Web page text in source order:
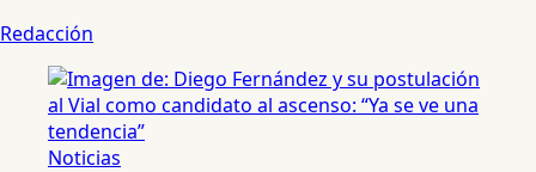
Redacción
Noticias